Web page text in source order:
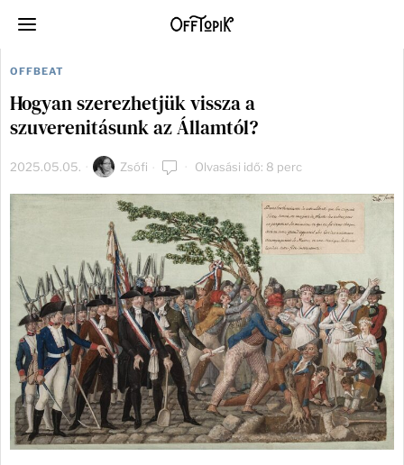
OFFBEAT
Hogyan szerezhetjük vissza a
szuverenitásunk az Államtól?
2025.05.05. Zsófi Olvasási idő: 8 perc